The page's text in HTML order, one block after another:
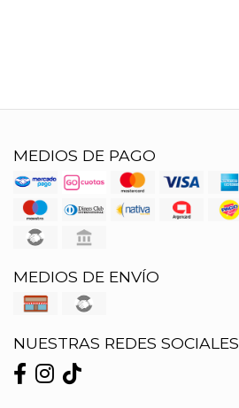
MEDIOS DE PAGO
MEDIOS DE ENVÍO
NUESTRAS REDES SOCIALES